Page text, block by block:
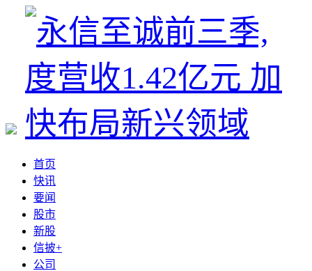
首页
快讯
要闻
股市
新股
信披+
公司